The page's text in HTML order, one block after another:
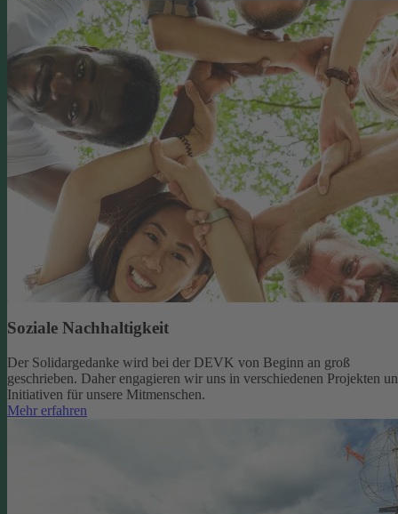
Soziale Nachhaltigkeit
Der Solidargedanke wird bei der DEVK von Beginn an groß
geschrieben. Daher engagieren wir uns in verschiedenen Projekten
Initiativen für unsere Mitmenschen.
Mehr erfahren